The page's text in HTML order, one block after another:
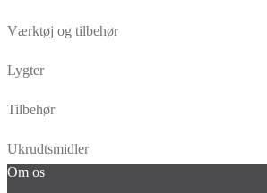
Værktøj og tilbehør
Lygter
Tilbehør
Ukrudtsmidler
Om os